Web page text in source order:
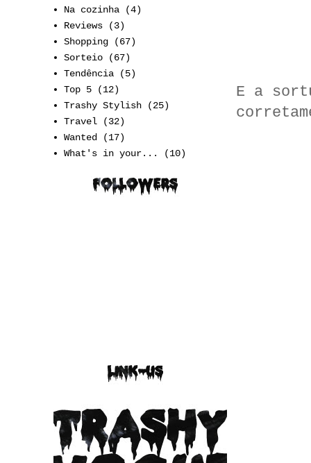
E a
Na cozinha
(4)
Reviews
(3)
Shopping
(67)
Sorteio
(67)
Tendência
(5)
Top 5
(12)
Trashy Stylish
(25)
Travel
(32)
Wanted
(17)
What's in your...
(10)